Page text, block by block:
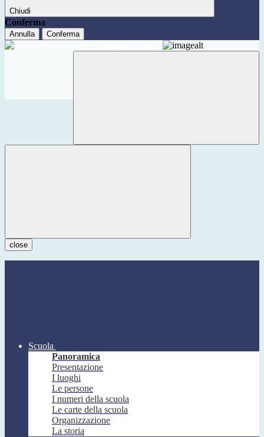
Chiudi
Conferma
Annulla Conferma
close
Scuola
Panoramica
Presentazione
I luoghi
Le persone
I numeri della scuola
Le carte della scuola
Organizzazione
La storia